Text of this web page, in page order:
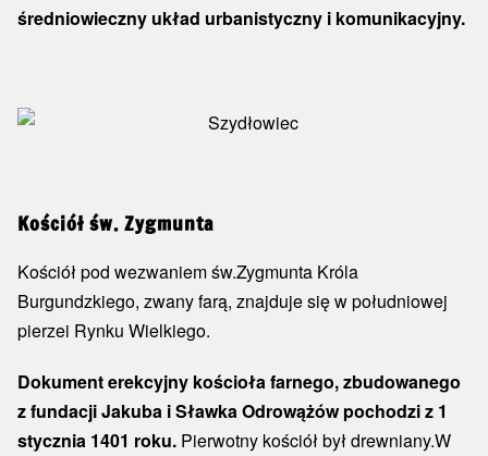
średniowieczny układ urbanistyczny i komunikacyjny.
Kościół św. Zygmunta
Kościół pod wezwaniem św.Zygmunta Króla
Burgundzkiego, zwany farą, znajduje się w południowej
pierzei Rynku Wielkiego.
Dokument erekcyjny kościoła farnego, zbudowanego
z fundacji Jakuba i Sławka Odrowążów pochodzi z 1
stycznia 1401 roku. Pierwotny kościół był drewniany.W